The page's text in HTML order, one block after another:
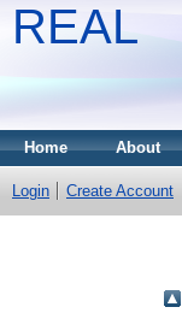
REAL
Home About
Login Create Account